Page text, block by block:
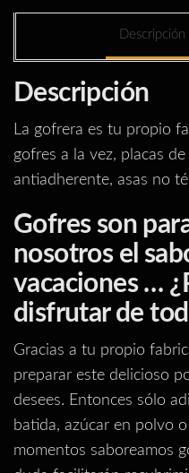
Descripción
Descripción
La gofrera es tu propio
gofres a la vez, placas
antiadherente, asas no
Gofres son
nosotros el
vacaciones …
disfrutar de
Gracias a tu propio
preparar este delicioso
desees. Entonces sólo
batida, azúcar en polvo
momentos saboreamos